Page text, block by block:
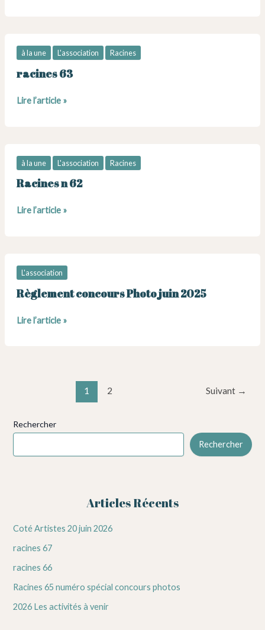
à la une L'association Racines
racines 63
racines
Lire l’article »
à la une L'association Racines
Racines n 62
Racines
Lire l’article »
L'association
Règlement concours Photo juin 2025
Règlement
Lire l’article »
1 2 Suivant →
Rechercher
Rechercher
Articles Récents
Coté Artistes 20 juin 2026
racines 67
racines 66
Racines 65 numéro spécial concours photos
2026 Les activités à venir